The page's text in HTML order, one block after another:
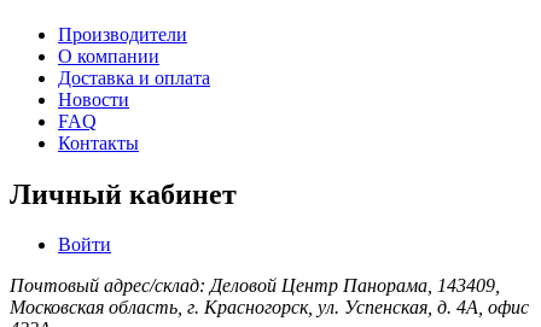
Производители
О компании
Доставка и оплата
Новости
FAQ
Контакты
Личный кабинет
Войти
Почтовый адрес/склад: Деловой Центр Панорама, 143409,
Московская область, г. Красногорск, ул. Успенская, д. 4А, офис